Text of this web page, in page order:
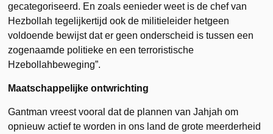
gecategoriseerd. En zoals eenieder weet is de chef van
Hezbollah tegelijkertijd ook de militieleider hetgeen
voldoende bewijst dat er geen onderscheid is tussen een
zogenaamde politieke en een terroristische
Hzebollahbeweging”.
Maatschappelijke ontwrichting
Gantman vreest vooral dat de plannen van Jahjah om
opnieuw actief te worden in ons land de grote meerderheid